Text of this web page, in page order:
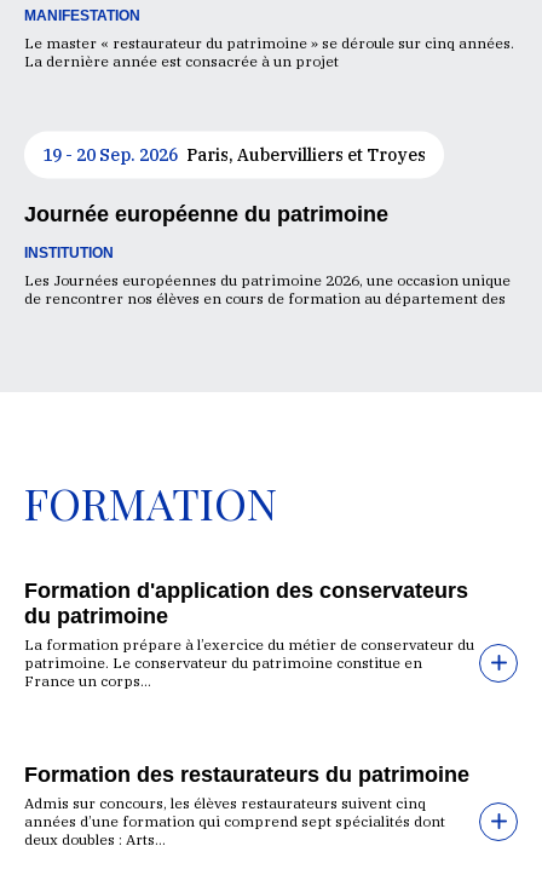
MANIFESTATION
Le master « restaurateur du patrimoine » se déroule sur cinq années.
La dernière année est consacrée à un projet
19 - 20 Sep. 2026 Paris, Aubervilliers et Troyes
Journée européenne du patrimoine
INSTITUTION
Les Journées européennes du patrimoine 2026, une occasion unique
de rencontrer nos élèves en cours de formation au département des
FORMATION
Formation d'application des conservateurs
du patrimoine
La formation prépare à l’exercice du métier de conservateur du
patrimoine. Le conservateur du patrimoine constitue en
France un corps...
Formation des restaurateurs du patrimoine
Admis sur concours, les élèves restaurateurs suivent cinq
années d’une formation qui comprend sept spécialités dont
deux doubles : Arts...